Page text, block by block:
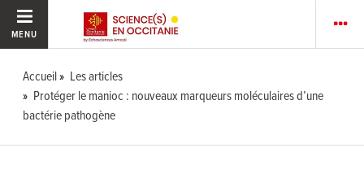
MENU
Accueil
Les articles
Protéger le manioc : nouveaux marqueurs moléculaires d’une
bactérie pathogène